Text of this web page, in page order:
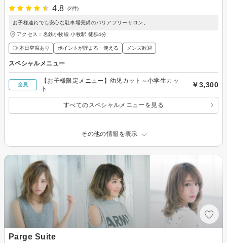
4.8
(2件)
お子様連れでも安心な駐車場完備のバリアフリーサロン。
アクセス：名鉄小牧線 小牧駅 徒歩4分
◎ 本日空席あり ポイントが貯まる・使える メンズ歓迎
スペシャルメニュー
全員
【お子様限定メニュー】幼児カット～小学生カッ
ト
￥3,300
すべてのスペシャルメニューを見る
その他の情報を表示
Parge Suite